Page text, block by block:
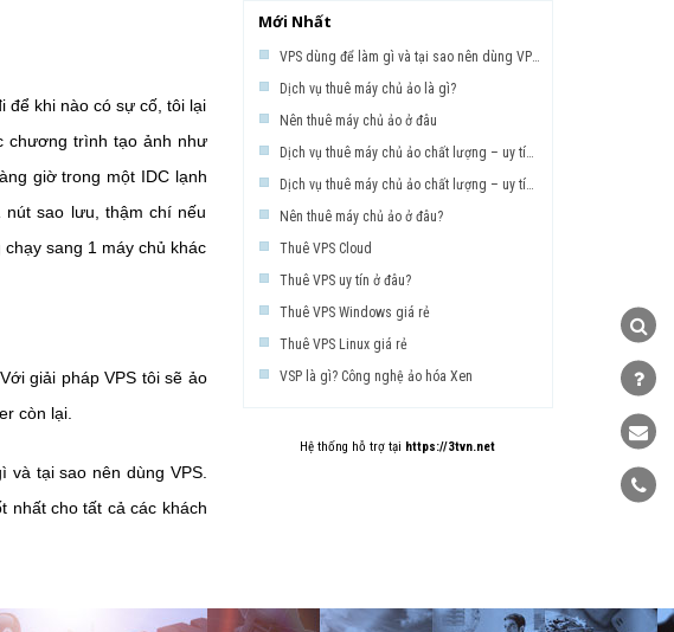
để khi nào có sự cố, tôi lại
chương trình tạo ảnh như
giờ trong một IDC lạnh
nút sao lưu, thậm chí nếu
sang 1 máy chủ khác
giải pháp VPS tôi sẽ ảo
còn lại.
tại sao nên dùng VPS.
nhất cho tất cả các khách
Mới Nhất
VPS dùng để làm gì và tại sao nên dùng VPS ?
Dịch vụ thuê máy chủ ảo là gì?
Nên thuê máy chủ ảo ở đâu
Dịch vụ thuê máy chủ ảo chất lượng – uy tín – giá rẻ – P2
Dịch vụ thuê máy chủ ảo chất lượng – uy tín – giá rẻ – P1
Nên thuê máy chủ ảo ở đâu?
Thuê VPS Cloud
Thuê VPS uy tín ở đâu?
Thuê VPS Windows giá rẻ
Thuê VPS Linux giá rẻ
VSP là gì? Công nghệ ảo hóa Xen
Hệ thống hỗ trợ tại https://3tvn.net